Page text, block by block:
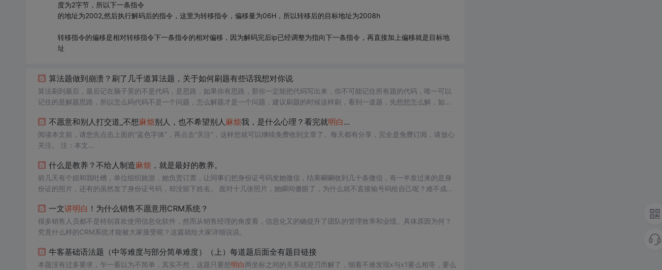
度为2字节，所以下一条指令
的地址为2002,然后执行解码后的指令，这里为转移指令，偏移量为06H，所以转移后的目标地址为2008h
转移指令的偏移是相对转移指令下一条指令的相对偏移，因为解码完后ip已经调整为指向下一条指令，再直接加上偏移就是目标地
址
算法题做到崩溃？刷了几千道算法题，关于如何刷题有些话我想对你说
算法刷到最后，最后记在脑子里的不是代码，是思路，如果你有思路，那你一定能把代码写出来，你不可能记住所有题的代码，唯一可以
记住的是解题思路，所以怎么码代码不是一个问题，怎么解题才是一个问题，建议刷题的时候这样刷，看到一道题，先想想怎么解，如果
因不是你的编程问题，而是你的思路在某个点...
不愿意和别人打交道_不想麻烦别人，也不希望别人 麻烦我，是什么心理？看完就明白 ...
阅读本文前，请您先点击上面的“蓝色字体”，再点击“关注”，这样您就可以继续免费收到文章了。每天都有分享，完全是免费订阅，请放心
关注。 注：本文...
什么是教养？不给人制造麻烦 ，就是最好的教养。
前几天有个妞和我吐槽，单位组织旅游，她负责订票，让同事们把身份证号码发她微信，结果唰唰收到几十条微信，有一半发过来的是身
份证的照片，还有的虽然发了身份证号码，却没留下姓名。 面对十几张照片，她瞬间傻眼了，为什么就不直接输号码给自己呢？难不成要
圾箱里乱丢一气；公共食堂的餐...
一文讲明白 ！为什么销售不愿意用CRM系统？
很多销售人员都不是特别喜欢使用信息化软件，然而从销售经理的角度看，信息化又的确提升了团队的管理效率和业绩。具体原因为何？
究竟什么样的CRM系统才能被大家接受呢？这篇就给大家详细说说。
牛客基础语法题（中等难度与部分简单难度）（上）每道题后面全有题目链接
本题没有过多要求，乍一看以为不简单，其实不然，这题只要想明白两坐标之间的关系就迎刃而解了，细看不难发现x与x1要么相等，要么